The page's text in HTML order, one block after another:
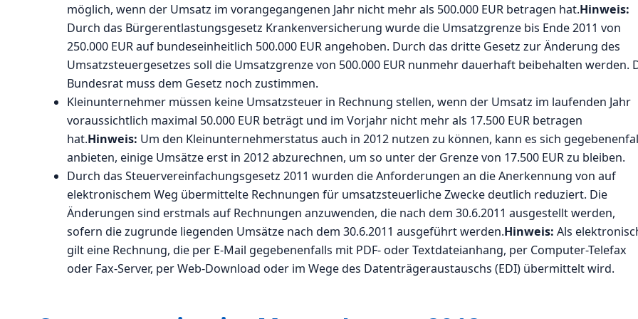
möglich, wenn der Umsatz im vorangegangenen Jahr nicht mehr als 500.000 EUR betragen hat.Hinweis:
Durch das Bürgerentlastungsgesetz Krankenversicherung wurde die Umsatzgrenze bis Ende 2011 von
250.000 EUR auf bundeseinheitlich 500.000 EUR angehoben. Durch das dritte Gesetz zur Änderung des
Umsatzsteuergesetzes soll die Umsatzgrenze von 500.000 EUR nunmehr dauerhaft beibehalten werden.
Bundesrat muss dem Gesetz noch zustimmen.
Kleinunternehmer müssen keine Umsatzsteuer in Rechnung stellen, wenn der Umsatz im laufenden Jahr
voraussichtlich maximal 50.000 EUR beträgt und im Vorjahr nicht mehr als 17.500 EUR betragen
hat.Hinweis: Um den Kleinunternehmerstatus auch in 2012 nutzen zu können, kann es sich
anbieten, einige Umsätze erst in 2012 abzurechnen, um so unter der Grenze von 17.500 EUR zu bleiben.
Durch das Steuervereinfachungsgesetz 2011 wurden die Anforderungen an die Anerkennung von auf
elektronischem Weg übermittelte Rechnungen für umsatzsteuerliche Zwecke deutlich reduziert. Die
Änderungen sind erstmals auf Rechnungen anzuwenden, die nach dem 30.6.2011 ausgestellt werden,
sofern die zugrunde liegenden Umsätze nach dem 30.6.2011 ausgeführt werden.Hinweis: Als
gilt eine Rechnung, die per E-Mail gegebenenfalls mit PDF- oder Textdateianhang, per Computer-Telefax
oder Fax-Server, per Web-Download oder im Wege des Datenträgeraustauschs (EDI) übermittelt wird.